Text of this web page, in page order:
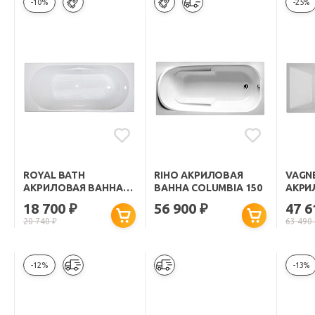
-10%
ROYAL BATH
АКРИЛОВАЯ ВАННА
TUDOR RB 407700
150X70
18 700₽
20 740₽
RIHO АКРИЛОВАЯ
ВАННА COLUMBIA 150
56 900₽
-25%
47
63 490
-12% -13%